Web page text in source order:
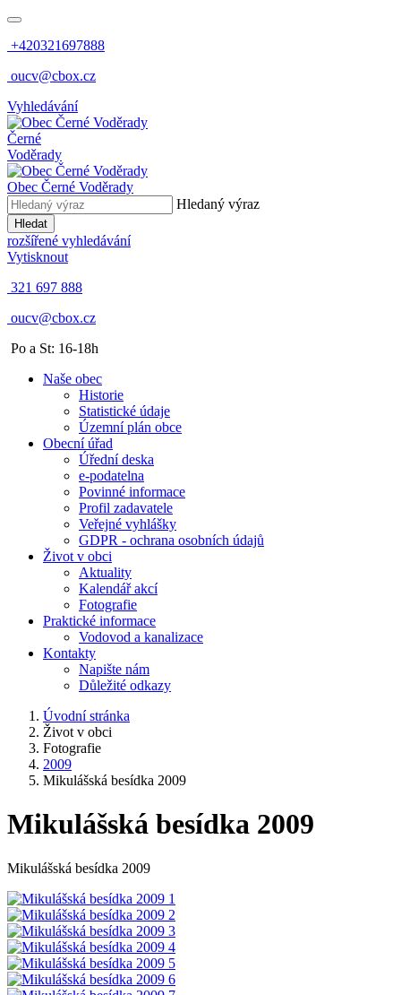
+420321697888
oucv@cbox.cz
Vyhledávání
Černé
Voděrady
Obec Černé Voděrady
Hledaný výraz
Hledat
rozšířené vyhledávání
Vytisknout
321 697 888
oucv@cbox.cz
Po a St: 16-18h
Naše obec
Historie
Statistické údaje
Územní plán obce
Obecní úřad
Úřední deska
e-podatelna
Povinné informace
Profil zadavatele
Veřejné vyhlášky
GDPR - ochrana osobních údajů
Život v obci
Aktuality
Kalendář akcí
Fotografie
Praktické informace
Vodovod a kanalizace
Kontakty
Napište nám
Důležité odkazy
Úvodní stránka
Život v obci
Fotografie
2009
Mikulášská besídka 2009
Mikulášská besídka 2009
Mikulášská besídka 2009